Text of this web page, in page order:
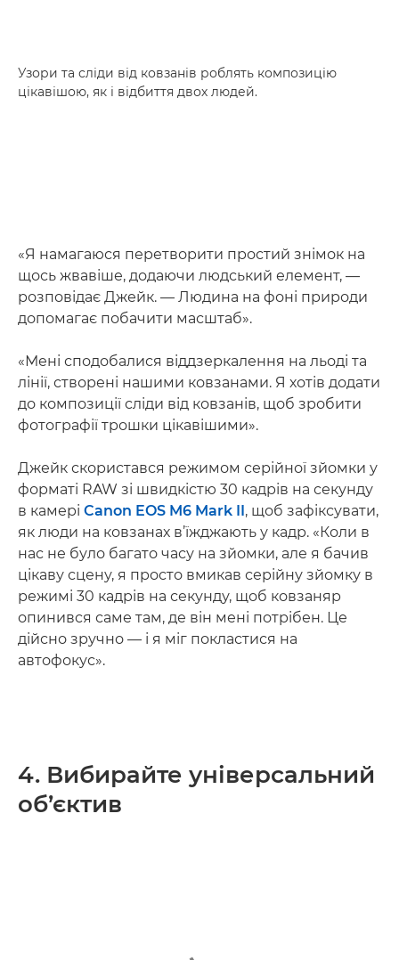
Узори та сліди від ковзанів роблять композицію
цікавішою, як і відбиття двох людей.
«Я намагаюся перетворити простий знімок на
щось жвавіше, додаючи людський елемент, —
розповідає Джейк. — Людина на фоні природи
допомагає побачити масштаб».
«Мені сподобалися віддзеркалення на льоді та
лінії, створені нашими ковзанами. Я хотів додати
до композиції сліди від ковзанів, щоб зробити
фотографії трошки цікавішими».
Джейк скористався режимом серійної зйомки у
форматі RAW зі швидкістю 30 кадрів на секунду
в камері Canon EOS M6 Mark II, щоб зафіксувати,
як люди на ковзанах в’їжджають у кадр. «Коли в
нас не було багато часу на зйомки, але я бачив
цікаву сцену, я просто вмикав серійну зйомку в
режимі 30 кадрів на секунду, щоб ковзаняр
опинився саме там, де він мені потрібен. Це
дійсно зручно — і я міг покластися на
автофокус».
4. Вибирайте універсальний
об’єктив